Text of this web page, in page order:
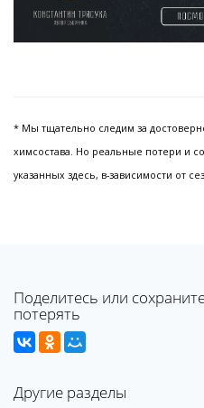
* Мы тщательно следим за
химсостава. Но реальные потери и
указанных здесь, в-зависимости от
Поделитесь или
потерять
Другие разделы